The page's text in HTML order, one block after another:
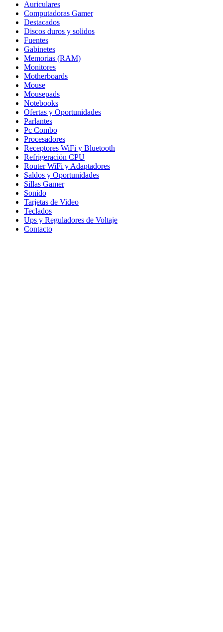
Auriculares
Computadoras Gamer
Destacados
Discos duros y solidos
Fuentes
Gabinetes
Memorias (RAM)
Monitores
Motherboards
Mouse
Mousepads
Notebooks
Ofertas y Oportunidades
Parlantes
Pc Combo
Procesadores
Receptores WiFi y Bluetooth
Refrigeración CPU
Router WiFi y Adaptadores
Saldos y Oportunidades
Sillas Gamer
Sonido
Tarjetas de Video
Teclados
Ups y Reguladores de Voltaje
Contacto